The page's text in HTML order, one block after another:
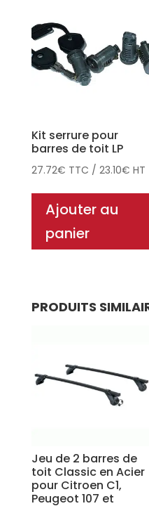
Kit serrure pour
barres de toit LP
27.72€ TTC / 23.10€ HT
Ajouter au
panier
PRODUITS
Jeu de 2 barres de
toit Classic en Acier
pour Citroen C1,
Peugeot 107 et